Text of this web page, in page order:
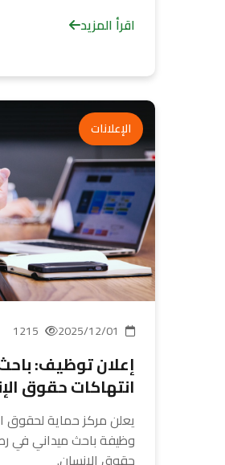
اقرأ المزيد
الإعلانات
إعلان توظيف:
انتهاكات حقوق
يعلن مركز حماية لحقوق
وظيفة باحث ميداني في
حقوق الإنسان.